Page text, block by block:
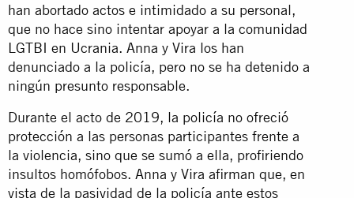
han abortado actos e intimidado a su personal,
que no hace sino intentar apoyar a la comunidad
LGTBI en Ucrania. Anna y Vira los han
denunciado a la policía, pero no se ha detenido a
ningún presunto responsable.
Durante el acto de 2019, la policía no ofreció
protección a las personas participantes frente a
la violencia, sino que se sumó a ella, profiriendo
insultos homófobos. Anna y Vira afirman que, en
vista de la pasividad de la policía ante estos